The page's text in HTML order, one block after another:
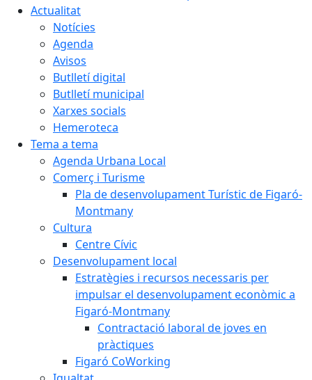
Actualitat
Notícies
Agenda
Avisos
Butlletí digital
Butlletí municipal
Xarxes socials
Hemeroteca
Tema a tema
Agenda Urbana Local
Comerç i Turisme
Pla de desenvolupament Turístic de Figaró-
Montmany
Cultura
Centre Cívic
Desenvolupament local
Estratègies i recursos necessaris per
impulsar el desenvolupament econòmic a
Figaró-Montmany
Contractació laboral de joves en
pràctiques
Figaró CoWorking